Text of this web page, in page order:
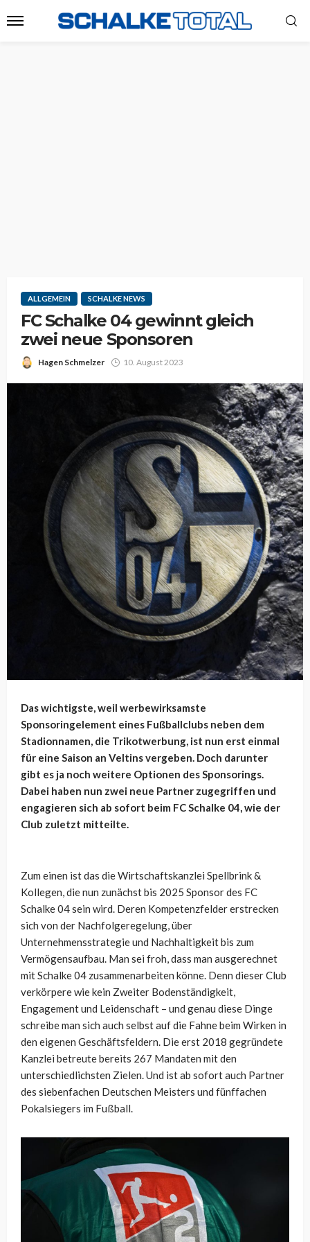
ALLGEMEIN SCHALKE NEWS
FC Schalke 04 gewinnt gleich
zwei neue Sponsoren
Hagen Schmelzer 10. August 2023
Das wichtigste, weil werbewirksamste
Sponsoringelement eines Fußballclubs neben dem
Stadionnamen, die Trikotwerbung, ist nun erst einmal
für eine Saison an Veltins vergeben. Doch darunter
gibt es ja noch weitere Optionen des Sponsorings.
Dabei haben nun zwei neue Partner zugegriffen und
engagieren sich ab sofort beim FC Schalke 04, wie der
Club zuletzt mitteilte.
Zum einen ist das die Wirtschaftskanzlei Spellbrink &
Kollegen, die nun zunächst bis 2025 Sponsor des FC
Schalke 04 sein wird. Deren Kompetenzfelder erstrecken
sich von der Nachfolgeregelung, über
Unternehmensstrategie und Nachhaltigkeit bis zum
Vermögensaufbau. Man sei froh, dass man ausgerechnet
mit Schalke 04 zusammenarbeiten könne. Denn dieser Club
verkörpere wie kein Zweiter Bodenständigkeit,
Engagement und Leidenschaft – und genau diese Dinge
schreibe man sich auch selbst auf die Fahne beim Wirken in
den eigenen Geschäftsfeldern. Die erst 2018 gegründete
Kanzlei betreute bereits 267 Mandaten mit den
unterschiedlichsten Zielen. Und ist ab sofort auch Partner
des siebenfachen Deutschen Meisters und fünffachen
Pokalsiegers im Fußball.